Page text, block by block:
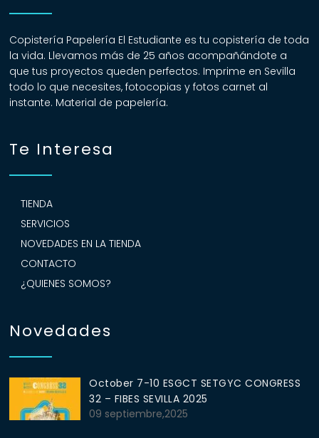
Copistería Papelería El Estudiante es tu copistería de toda
la vida. Llevamos más de 25 años acompañándote a
que tus proyectos queden perfectos. Imprime en Sevilla
todo lo que necesites, fotocopias y fotos carnet al
instante. Material de papelería.
Te Interesa
TIENDA
SERVICIOS
NOVEDADES EN LA TIENDA
CONTACTO
¿QUIENES SOMOS?
Novedades
October 7-10 ESGCT SETGYC CONGRESS
32 – FIBES SEVILLA 2025
09 septiembre,2025